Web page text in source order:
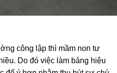
công lập thì mầm non tư
Do đó việc làm bảng hiệu